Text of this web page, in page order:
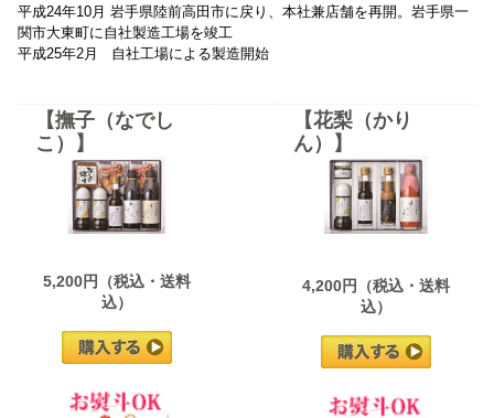
平成24年10月 岩手県陸前高田市に戻り、本社兼店舗を再開。岩手県一
関市大東町に自社製造工場を竣工
平成25年2月
自社工場による製造開始
【撫子（なでし
こ）】
5,200円（税込・送料
込）
【花梨（かり
ん）】
4,200円（税込・送料
込）